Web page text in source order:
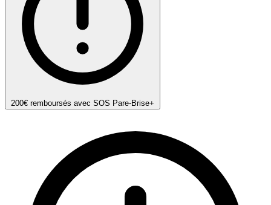
200€ remboursés avec SOS Pare-Brise+